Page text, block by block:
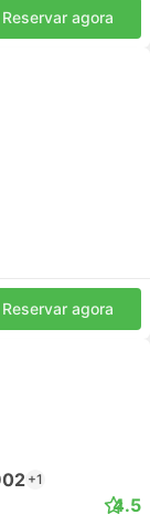
Reservar agora
Reservar agora
+1
4.5